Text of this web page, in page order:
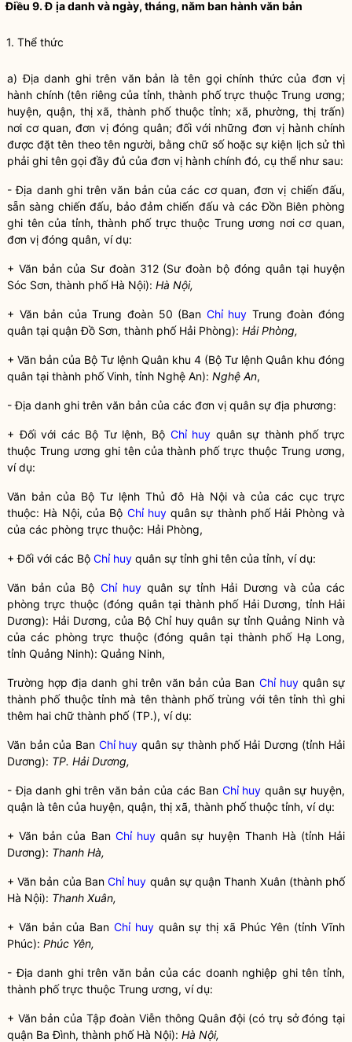
Điều 9. Đ ịa danh và ngày, tháng, năm ban hành văn bản
1. Thể thức
a) Địa danh ghi trên văn bản là tên gọi chính thức của đơn vị
hành chính (tên riêng của tỉnh, thành phố trực thuộc Trung ương;
huyện, quận, thị xã, thành phố thuộc tỉnh; xã, phường, thị trấn)
nơi cơ quan, đơn vị đóng quân; đối với những đơn vị hành chính
được đặt tên theo tên người, bằng chữ số hoặc sự kiện lịch sử thì
phải ghi tên gọi đầy đủ của đơn vị hành chính đó, cụ thể như sau:
- Địa danh ghi trên văn bản của các cơ quan, đơn vị chiến đấu,
sẵn sàng chiến đấu, bảo đảm chiến đấu và các Đồn Biên phòng
ghi tên của tỉnh, thành phố trực thuộc Trung ương nơi cơ quan,
đơn vị đóng quân, ví dụ:
+ Văn bản của Sư đoàn 312 (Sư đoàn bộ đóng quân tại huyện
Sóc Sơn, thành phố Hà Nội): Hà Nội,
+ Văn bản của Trung đoàn 50 (Ban Chỉ huy Trung đoàn đóng
quân tại quận Đồ Sơn, thành phố Hải Phòng): Hải Phòng,
+ Văn bản của Bộ Tư lệnh Quân khu 4 (Bộ Tư lệnh Quân khu đóng
quân tại thành phố Vinh, tỉnh Nghệ An): Nghệ An,
- Địa danh ghi trên văn bản của các đơn vị quân sự địa phương:
+ Đối với các Bộ Tư lệnh, Bộ Chỉ huy quân sự thành phố trực
thuộc Trung ương ghi tên của thành phố trực thuộc Trung ương,
ví dụ:
Văn bản của Bộ Tư lệnh Thủ đô Hà Nội và của các cục trực
thuộc: Hà Nội, của Bộ Chỉ huyquân sự thành phố Hải Phòng và
của các phòng trực thuộc: Hải Phòng,
+ Đối với các Bộ Chỉ huy quân sự tỉnh ghi tên của tỉnh, ví dụ:
Văn bản của Bộ Chỉ huyquân sự tỉnh Hải Dương và của các
phòng trực thuộc (đóng quân tại thành phố Hải Dương, tỉnh Hải
Dương): Hải Dương, của Bộ Chỉ huyquân sự tỉnh Quảng Ninh và
của các phòng trực thuộc (đóng quân tại thành phố Hạ Long,
tỉnh Quảng Ninh): Quảng Ninh,
Trường hợp địa danh ghi trên văn bản của Ban Chỉ huyquân sự
thành phố thuộc tỉnh mà tên thành phố trùng với tên tỉnh thì ghi
thêm hai chữ thành phố (TP.), ví dụ:
Văn bản của Ban Chỉ huy quân sự thành phố Hải Dương (tỉnh Hải
Dương): TP. Hải Dương,
- Địa danh ghi trên văn bản của các Ban Chỉ huy quân sự huyện,
quận là tên của huyện, quận, thị xã, thành phố thuộc tỉnh, ví dụ:
+ Văn bản của Ban Chỉ huyquân sự huyện Thanh Hà (tỉnh Hải
Dương): Thanh Hà,
+ Văn bản của BanChỉ huy quân sự quận Thanh Xuân (thành phố
Hà Nội): Thanh Xuân,
+ Văn bản của Ban Chỉ huyquân sự thị xã Phúc Yên (tỉnh Vĩnh
Phúc): Phúc Yên,
- Địa danh ghi trên văn bản của các doanh nghiệp ghi tên tỉnh,
thành phố trực thuộc Trung ương, ví dụ:
+ Văn bản của Tập đoàn Viễn thôngQuân đội(có trụ sở đóng tại
quận Ba Đình, thành phố Hà Nội): Hà Nội,